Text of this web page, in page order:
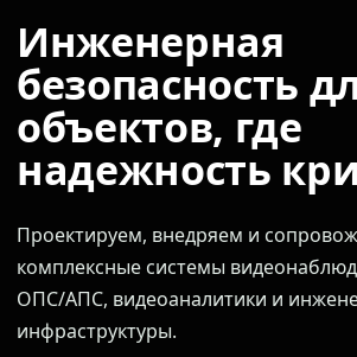
Инженерная
безопасность
объектов, где
надежность
Проектируем, внедряем и
комплексные системы
ОПС/АПС, видеоаналитики и
инфраструктуры.